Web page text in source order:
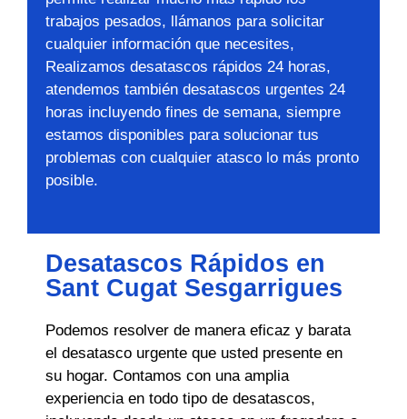
trabajos pesados, llámanos para solicitar
cualquier información que necesites,
Realizamos desatascos rápidos 24 horas,
atendemos también desatascos urgentes 24
horas incluyendo fines de semana, siempre
estamos disponibles para solucionar tus
problemas con cualquier atasco lo más pronto
posible.
Desatascos Rápidos en
Sant Cugat Sesgarrigues
Podemos resolver de manera eficaz y barata
el desatasco urgente que usted presente en
su hogar. Contamos con una amplia
experiencia en todo tipo de desatascos,